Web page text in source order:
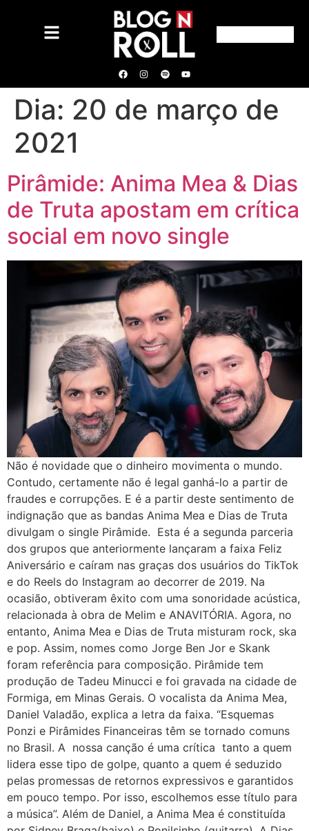
Dia: 20 de março de
2021
Pirâmide: Anima Mea & Dias
de Truta apostam em crítica
social em novo single
Não é novidade que o dinheiro movimenta o mundo.
Contudo, certamente não é legal ganhá-lo a partir de
fraudes e corrupções. E é a partir deste sentimento de
indignação que as bandas Anima Mea e Dias de Truta
divulgam o single Pirâmide. Esta é a segunda parceria
dos grupos que anteriormente lançaram a faixa Feliz
Aniversário e caíram nas graças dos usuários do TikTok
e do Reels do Instagram ao decorrer de 2019. Na
ocasião, obtiveram êxito com uma sonoridade acústica,
relacionada à obra de Melim e ANAVITÓRIA. Agora, no
entanto, Anima Mea e Dias de Truta misturam rock, ska
e pop. Assim, nomes como Jorge Ben Jor e Skank
foram referência para composição. Pirâmide tem
produção de Tadeu Minucci e foi gravada na cidade de
Formiga, em Minas Gerais. O vocalista da Anima Mea,
Daniel Valadão, explica a letra da faixa. “Esquemas
Ponzi e Pirâmides Financeiras têm se tornado comuns
no Brasil. A nossa canção é uma crítica tanto a quem
lidera esse tipo de golpe, quanto a quem é seduzido
pelas promessas de retornos expressivos e garantidos
em pouco tempo. Por isso, escolhemos esse título para
a música”. Além de Daniel, a Anima Mea é constituída